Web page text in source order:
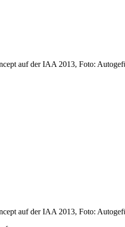
auf der IAA 2013, Foto:
auf der IAA 2013, Foto: